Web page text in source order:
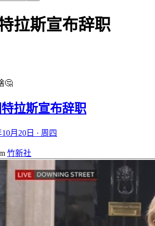
拉斯宣布辞职
🤔
拉斯宣布辞职
10月20日 · 周四
竹新社